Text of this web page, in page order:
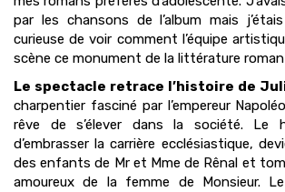
par les chansons de l’album mais
curieuse de voir comment l’équipe
scène ce monument de la littérature
Le spectacle retrace l’histoire de
charpentier fasciné par l’empereur
rêve de s’élever dans la société. Le
d’embrasser la carrière ecclésiastique,
des enfants de Mr et Mme de Rênal et
amoureux de la femme de Monsieur.